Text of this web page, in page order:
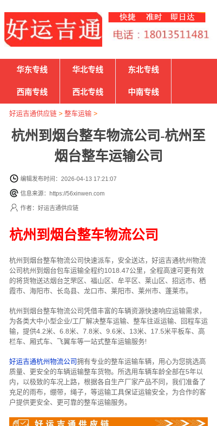
华东专线 华北专线 东北专线
西南专线 西北专线 中南专线
好运吉通供应链> 整车运输>
杭州到烟台整车物流公司-杭州至
烟台整车运输公司
编辑发布时间：2026-04-13 17:21:07
信息来源：https://56xinwen.com
作者：好运吉通供应链
杭州到烟台整车物流公司
杭州到烟台整车物流公司快速派车，安全送达， 好运吉通杭州物流
公司杭州 到烟台包车运输全程约1018.47公里，全程高速可更有效
的将货物送达烟台芝罘区、福山区、牟平区、莱山区、招远市、栖
霞市、海阳市、长岛县、龙口市、莱阳市、莱州市、蓬莱市。
杭州到烟台整车物流公司凭借丰富的车辆资源快速响应运输需求，
为各类大中小型企业/工厂解决整车运输、整车往返运输、回程车运
输， 提供4.2米、6.8米、7.8米、9.6米、13米、17.5米平板车、高
栏车、厢式车、飞翼车等一站式整车运输服务!
好运吉通杭州物流公司拥有专业的整车运输车辆，用心为您挑选高
质量、更安全的车辆运输整车货物。所选用车辆车龄全部在5年以
内，以极致的车况上路，根据各自生产厂家产品不同，我们准备了
充足的雨布，绷带，绳子，等运输工具保证运输安全，为合作的客
户提供更安全、更可靠的整车运输服务。